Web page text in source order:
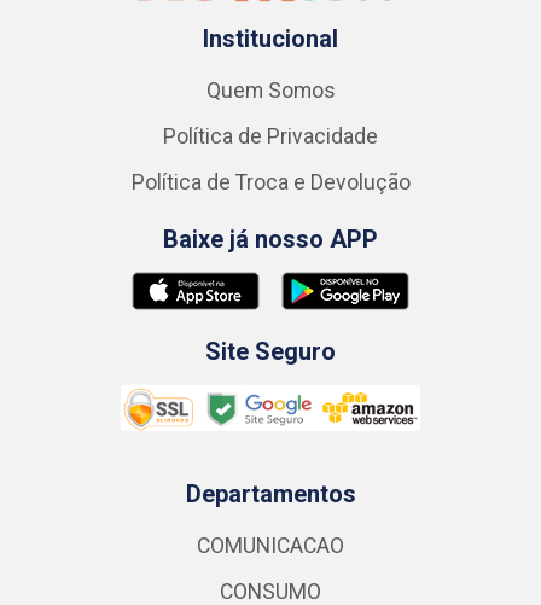
Institucional
Quem Somos
Política de Privacidade
Política de Troca e Devolução
Baixe já nosso APP
Site Seguro
Departamentos
COMUNICACAO
CONSUMO